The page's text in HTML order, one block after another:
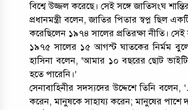
বিশ্বে উজ্জল করেছে। সেই সঙ্গে জাতিসংঘ
প্রধানমন্ত্রী বলেন, জাতির পিতার স্বপ্ন ছিল
করেছিলেন ১৯৭৪ সালের প্রতিরক্ষা নীতি।
১৯৭৫ সালের ১৫ আগস্ট ঘাতকের নির্মম
হাসিনা বলেন, ‘আমার ১০ বছরের ছোট
হতে পারেনি।’
সেনাবাহিনীর সদস্যদের উদ্দেশে তিনি
করেন, মানুষকে সাহায্য করেন; মানুষের পাশে